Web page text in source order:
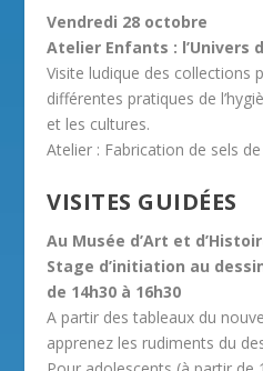
Vendredi 28 octobre
Atelier Enfants : l’Univers
Visite ludique des collections
différentes pratiques de
et les cultures.
Atelier : Fabrication de sels de
VISITES GUIDÉES
Au Musée d’Art et
Stage d’initiation au
de 14h30 à 16h30
A partir des tableaux du
apprenez les rudiments du